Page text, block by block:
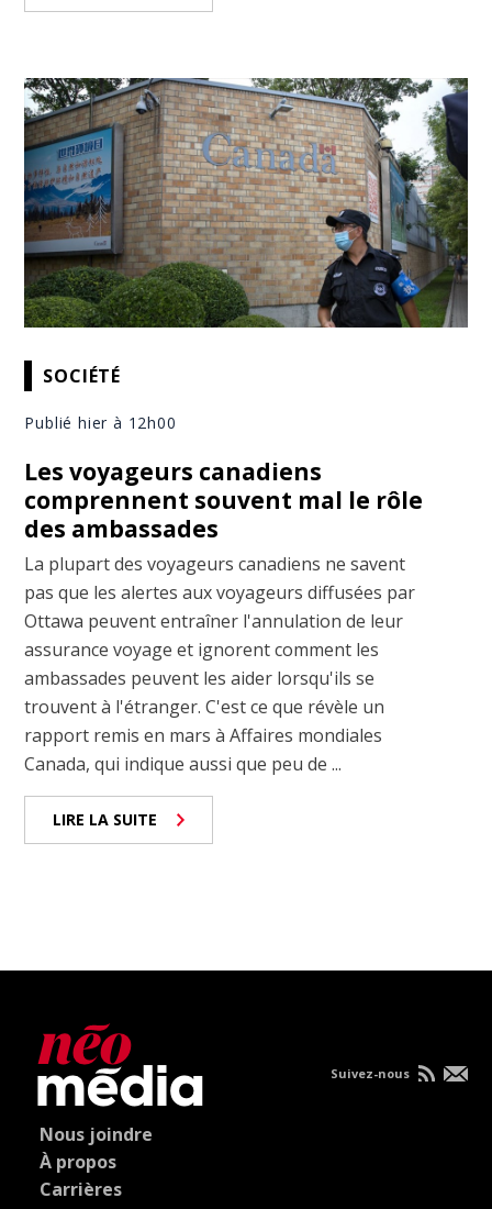
SOCIÉTÉ
Publié hier à 12h00
Les voyageurs canadiens
comprennent souvent mal le rôle
des ambassades
La plupart des voyageurs canadiens ne savent
pas que les alertes aux voyageurs diffusées par
Ottawa peuvent entraîner l'annulation de leur
assurance voyage et ignorent comment les
ambassades peuvent les aider lorsqu'ils se
trouvent à l'étranger. C'est ce que révèle un
rapport remis en mars à Affaires mondiales
Canada, qui indique aussi que peu de ...
LIRE LA SUITE
Nous joindre
À propos
Carrières
Suivez-nous